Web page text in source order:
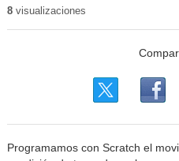
8visualizaciones
Programamos con Scratch el